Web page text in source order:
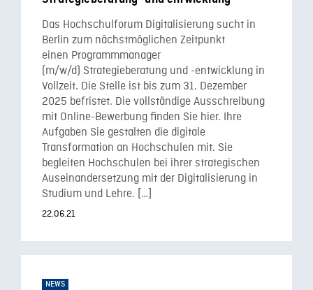
Das Hochschulforum Digitalisierung sucht in
Berlin zum nächstmöglichen Zeitpunkt
einen Programmmanager
(m/w/d) Strategieberatung und -entwicklung in
Vollzeit. Die Stelle ist bis zum 31. Dezember
2025 befristet. Die vollständige Ausschreibung
mit Online-Bewerbung finden Sie hier. Ihre
Aufgaben Sie gestalten die digitale
Transformation an Hochschulen mit. Sie
begleiten Hochschulen bei ihrer strategischen
Auseinandersetzung mit der Digitalisierung in
Studium und Lehre. […]
22.06.21
NEWS